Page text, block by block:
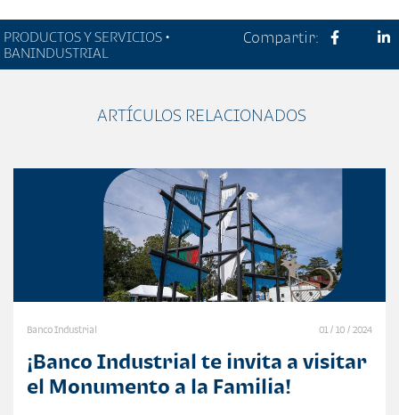
PRODUCTOS Y SERVICIOS •
BANINDUSTRIAL
Compartir:
ARTÍCULOS RELACIONADOS
Banco Industrial 01 / 10 / 2024
¡Banco Industrial te invita a visitar
el Monumento a la Familia!